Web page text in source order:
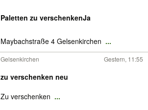
Paletten zu verschenkenJa
Maybachstraße 4 Gelsenkirchen ...
Gelsenkirchen Gestern, 11:55
zu verschenken neu
Zu verschenken ...